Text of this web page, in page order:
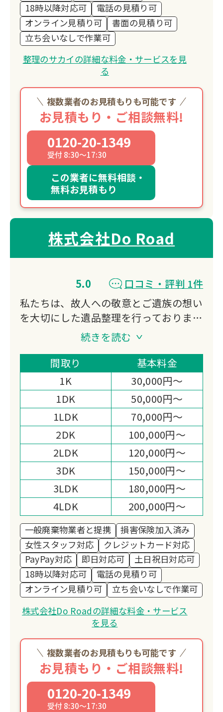
18時以降対応可
電話の見積り可
オンライン見積り可
書面の見積り可
立ち会いなしで作業可
整理のサカイの詳細な料金・サービスを見
る
複数業者のお見積もりも可能です
お見積もり・ご相談無料!
0120-20-1349
受付 8:30～17:30
この業者に無料相談・
無料お見積もり
株式会社Do Road
5.0
口コミ・評判 1件
私たちは、故人への敬意とご遺族の想い
を大切にした遺品整理を行っておりま
不用品買取にも対応し、処分費の軽減や
想い出の品の活用もご提案。
迅速かつ丁寧なお見積りと作業まごころ
を込めた対応で、高い満足度をいただい
ております。
心の負担を少しでも軽くできるよう尽力
いたします。
続きを読む
間取り
基本料金
1K
30,000円～
1DK
50,000円～
1LDK
70,000円～
2DK
100,000円～
2LDK
120,000円～
3DK
150,000円～
3LDK
180,000円～
4LDK
200,000円～
一般廃棄物業者と提携
損害保険加入済み
女性スタッフ対応
クレジットカード対応
PayPay対応
即日対応可
土日祝日対応可
18時以降対応可
電話の見積り可
オンライン見積り可
立ち会いなしで作業可
株式会社Do Roadの詳細な料金・サービス
を見る
複数業者のお見積もりも可能です
お見積もり・ご相談無料!
0120-20-1349
受付 8:30～17:30